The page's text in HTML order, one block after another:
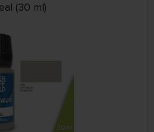
(30 ml)